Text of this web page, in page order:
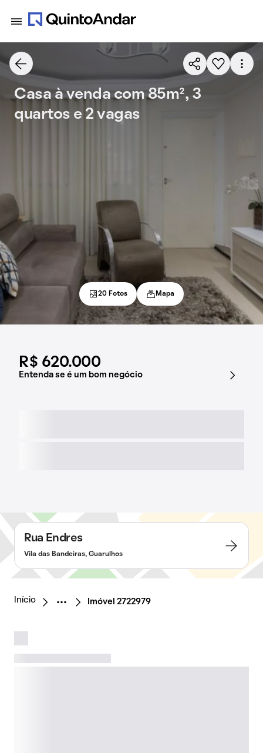
R$ 620.000
Entenda se é um bom negócio
Casa à venda com 85m², 3
quartos e 2 vagas
20 Fotos Mapa
Rua Endres
Vila das Bandeiras, Guarulhos
Início Imóvel 2722979